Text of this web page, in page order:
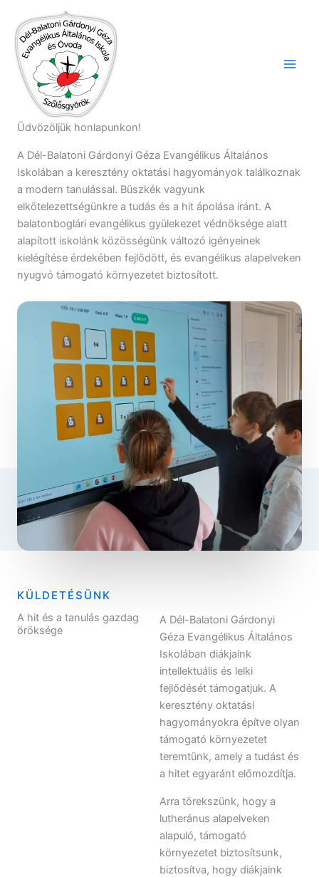
content
Üdvözöljük honlapunkon!
A Dél-Balatoni Gárdonyi Géza Evangélikus Általános
Iskolában a keresztény oktatási hagyományok találkoznak
a modern tanulással. Büszkék vagyunk
elkötelezettségünkre a tudás és a hit ápolása iránt. A
balatonboglári evangélikus gyülekezet védnöksége alatt
alapított iskolánk közösségünk változó igényeinek
kielégítése érdekében fejlődött, és evangélikus alapelveken
nyugvó támogató környezetet biztosított.
KÜLDETÉSÜNK
A hit és a tanulás gazdag
öröksége
A Dél-Balatoni Gárdonyi
Géza Evangélikus Általános
Iskolában diákjaink
intellektuális és lelki
fejlődését támogatjuk. A
keresztény oktatási
hagyományokra építve olyan
támogató környezetet
teremtünk, amely a tudást és
a hitet egyaránt előmozdítja.
Arra törekszünk, hogy a
lutheránus alapelveken
alapuló, támogató
környezetet biztosítsunk,
biztosítva, hogy diákjaink